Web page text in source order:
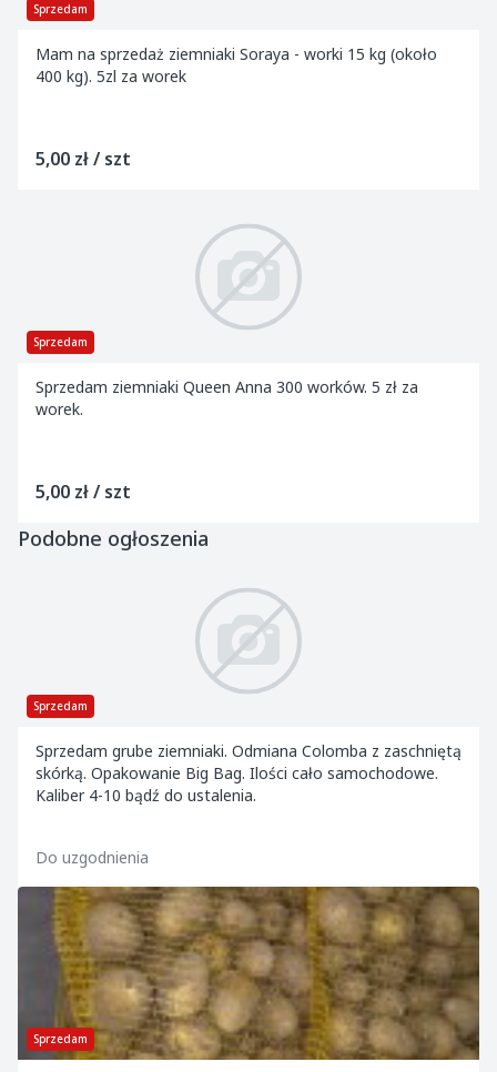
Sprzedam
Mam na sprzedaż ziemniaki Soraya - worki 15 kg (około
400 kg). 5zl za worek
5,00 zł / szt
Sprzedam
Sprzedam ziemniaki Queen Anna 300 worków. 5 zł za
worek.
5,00 zł / szt
Podobne ogłoszenia
Sprzedam
Sprzedam grube ziemniaki. Odmiana Colomba z zaschniętą
skórką. Opakowanie Big Bag. Ilości cało samochodowe.
Kaliber 4-10 bądź do ustalenia.
Do uzgodnienia
Sprzedam